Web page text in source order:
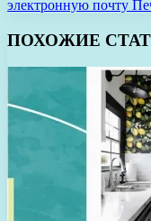
электронную почту
ПОХОЖИЕ